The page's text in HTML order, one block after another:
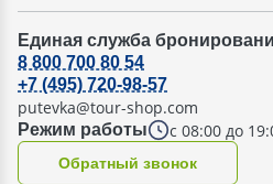
Единая служба
Режим работы с 08:00 до
8 800 700 80 54
+7 (495) 720-98-57
putevka@tour-shop.com
Oбратный звонок